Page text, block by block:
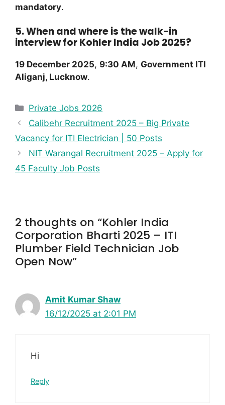
mandatory.
5. When and where is the walk-in
interview for Kohler India Job 2025?
19 December 2025, 9:30 AM, Government ITI
Aliganj, Lucknow.
Private Jobs 2026
Calibehr Recruitment 2025 – Big Private
Vacancy for ITI Electrician | 50 Posts
NIT Warangal Recruitment 2025 – Apply for
45 Faculty Job Posts
2 thoughts on “Kohler India
Corporation Bharti 2025 – ITI
Plumber Field Technician Job
Open Now”
Amit Kumar Shaw
16/12/2025 at 2:01 PM
Hi
Reply